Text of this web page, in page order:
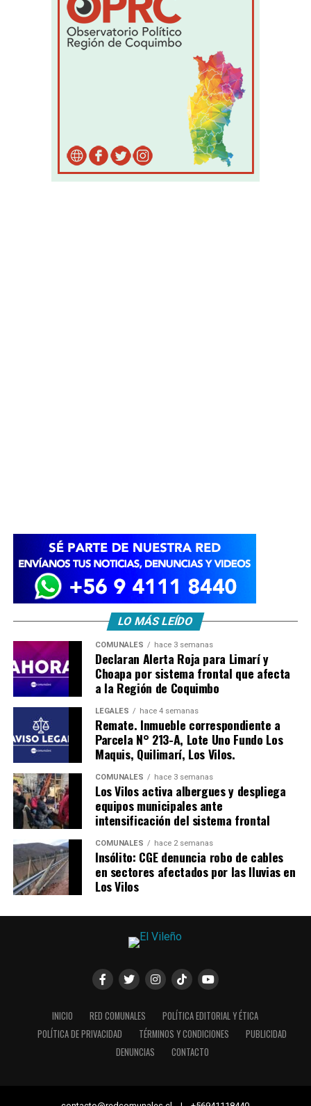
LO MÁS LEÍDO
COMUNALES hace 3 semanas
Declaran Alerta Roja para Limarí y
Choapa por sistema frontal que afecta
a la Región de Coquimbo
LEGALES hace 4 semanas
Remate. Inmueble correspondiente a
Parcela N° 213-A, Lote Uno Fundo Los
Maquis, Quilimarí, Los Vilos.
COMUNALES hace 3 semanas
Los Vilos activa albergues y despliega
equipos municipales ante
intensificación del sistema frontal
COMUNALES hace 2 semanas
Insólito: CGE denuncia robo de cables
en sectores afectados por las lluvias en
Los Vilos
INICIO RED COMUNALES
POLÍTICA EDITORIAL Y ÉTICA
POLÍTICA DE PRIVACIDAD
TÉRMINOS Y CONDICIONES
PUBLICIDAD
DENUNCIAS
CONTACTO